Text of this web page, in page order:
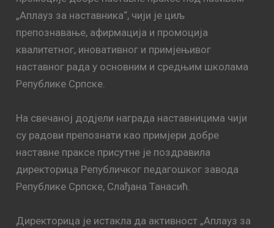
„Аплауз за наставника“, чији је циљ
препознавање, афирмација и промоција
квалитетног, иновативног и примјењивог
наставног рада у основним и средњим школама
Републике Српске.
На свечаној додјели награда наставницима чији
су радови препознати као примјери добре
наставне праксе присутне је поздравила
директорица Републичког педагошког завода
Републике Српске, Слађана Танасић.
Директорица је истакла да активност „Аплауз за